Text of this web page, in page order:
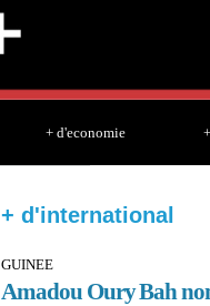
+ d'economie
+ d'international
GUINEE
Amadou Oury Bah